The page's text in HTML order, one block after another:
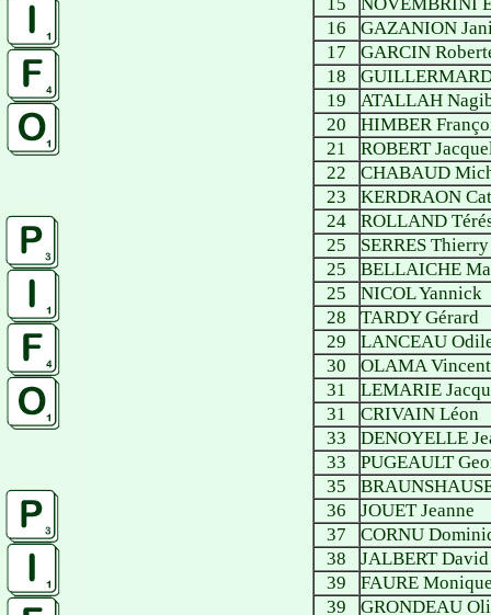
16
GAZANION
17
GARCIN
18
19
ATALLAH
20
HIMBER
21
ROBERT
22
CHABAUD
23
KERDRAON
24
ROLLAND
25
SERRES Thierry
25
BELLAICHE
25
NICOL Yannick
28
TARDY Gérard
29
LANCEAU
30
OLAMA Vincent
31
LEMARIE
31
CRIVAIN Léon
33
DENOYELLE
33
PUGEAULT
35
36
JOUET Jeanne
37
CORNU
38
JALBERT David
39
FAURE
39
GRONDEAU